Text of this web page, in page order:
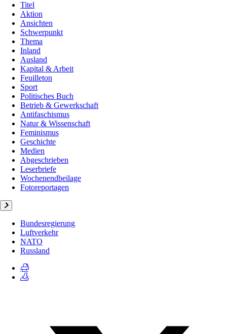
Titel
Aktion
Ansichten
Schwerpunkt
Thema
Inland
Ausland
Kapital & Arbeit
Feuilleton
Sport
Politisches Buch
Betrieb & Gewerkschaft
Antifaschismus
Natur & Wissenschaft
Feminismus
Geschichte
Medien
Abgeschrieben
Leserbriefe
Wochenendbeilage
Fotoreportagen
Bundesregierung
Luftverkehr
NATO
Russland